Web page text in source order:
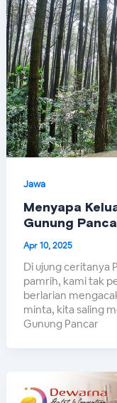
Jawa
Menyapa
Gunung
Apr 10, 2025
Di ujung ceritanya
pamrih, kami tak
berlarian
minta, kita saling
Gunung Pancar